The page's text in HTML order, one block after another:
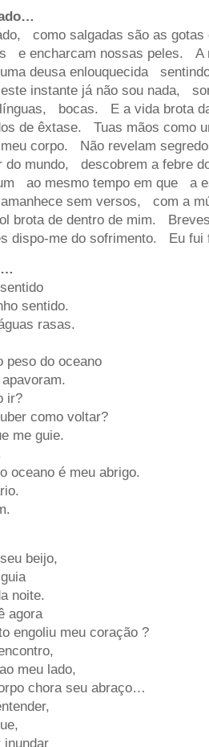
como salgadas são as
e encharcam nossas peles.
deusa enlouquecida
instante já não sou nada,
bocas. E a vida brota
de êxtase. Tuas mãos como
meu corpo. Não revelam
do mundo, descobrem a febre
ao mesmo tempo em que a
sem versos, com a
brota de dentro de mim.
dispo-me do sofrimento. Eu fui
sentido.
rasas.
peso do oceano
ir?
como voltar?
me guie.
oceano é meu abrigo.
beijo,
noite.
agora
engoliu meu coração ?
meu lado,
chora seu abraço…
inundar